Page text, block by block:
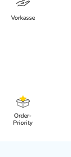
Vorkasse
Order-
Priority